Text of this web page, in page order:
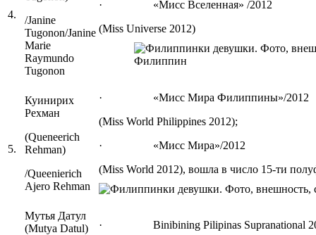
4.
/Janine
Tugonon/Janine
Marie
Raymundo
Tugonon
· «Мисс Вселенная» /2012
(Miss Universe 2012)
5.
Куинирих
Рехман
(Queneerich
Rehman)
/Queenierich
Ajero Rehman
· «Мисс Мира Филиппины»/2012
(Miss World Philippines 2012);
· «Мисс Мира»/2012
(Miss World 2012), вошла в число 15-ти
Мутья Датул
(Mutya Datul)
· Binibining Pilipinas Supranational